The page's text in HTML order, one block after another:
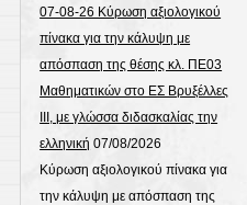
07-08-26 Κύρωση αξιολογικού
πίνακα για την κάλυψη με
απόσπαση της θέσης κλ. ΠΕ03
Μαθηματικών στο ΕΣ Βρυξέλλες
ΙΙΙ, με γλώσσα διδασκαλίας την
ελληνική 07/08/2026
Κύρωση αξιολογικού πίνακα για
την κάλυψη με απόσπαση της